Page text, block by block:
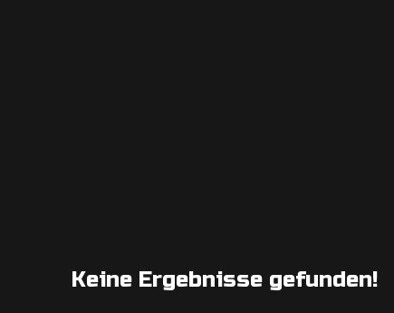
Keine Ergebnisse gefunden!